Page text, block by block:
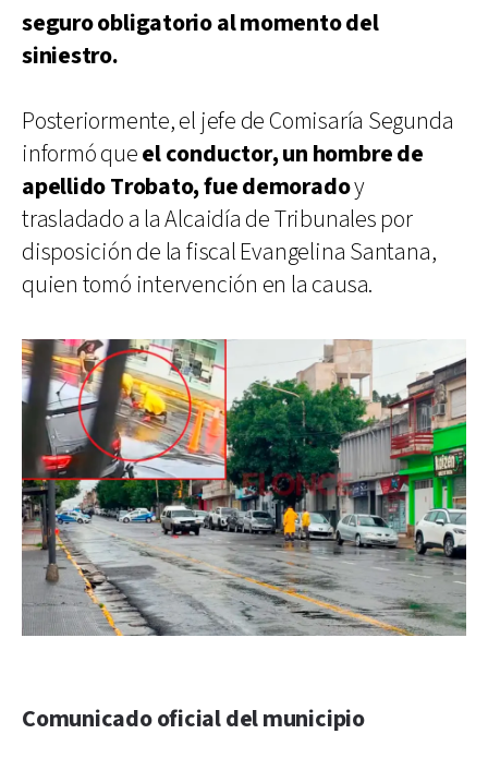
seguro obligatorio al momento del
siniestro.
Posteriormente, el jefe de Comisaría Segunda
informó queel conductor, un hombre de
apellido Trobato, fue demoradoy
trasladado a la Alcaidía de Tribunales por
disposición de la fiscal Evangelina Santana,
quien tomó intervención en la causa.
Comunicado oficial del municipio